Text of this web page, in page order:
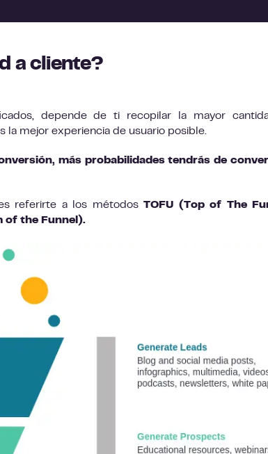
a cliente?
depende de ti recopilar la mayor
mejor experiencia de usuario posible.
más probabilidades tendrás de
referirte a los métodosTOFU (Top of The
of the Funnel).